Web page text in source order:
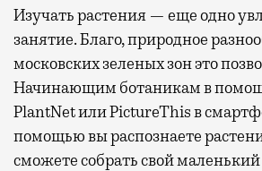
Изучать растения — еще одно
занятие. Благо, природное
московских зеленых зон это
Начинающим ботаникам в
PlantNet или PictureThis в
помощью вы распознаете
сможете собрать свой